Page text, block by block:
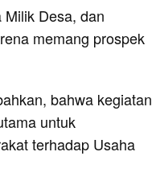
Desa, dan
memang prospek
bahwa kegiatan
untuk
terhadap Usaha